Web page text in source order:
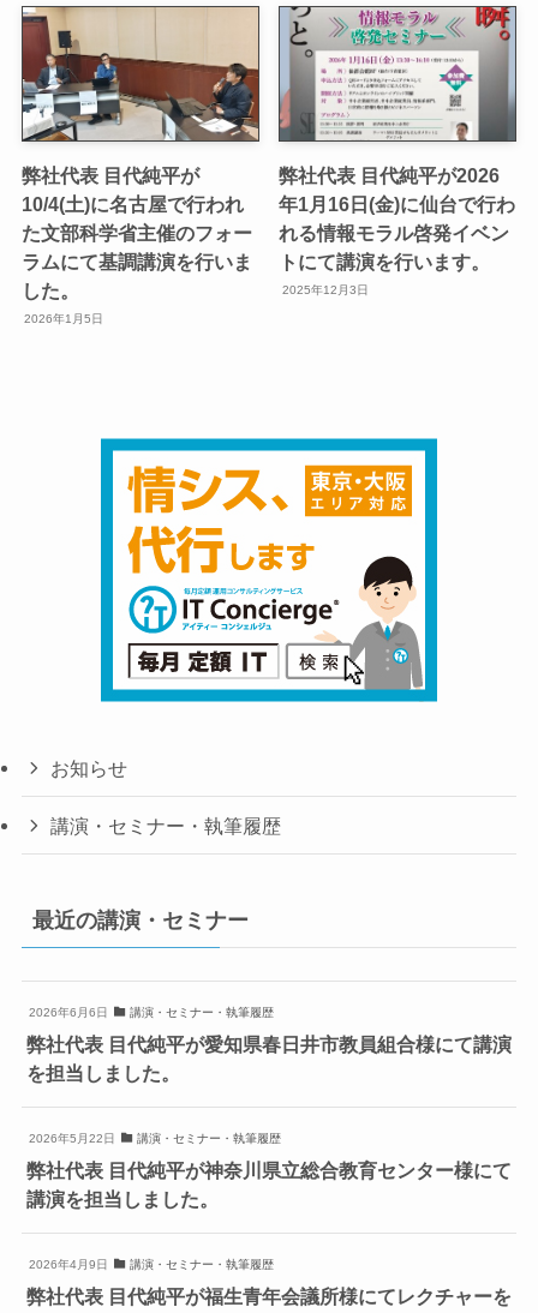
弊社代表 目代純平が
10/4(土)に名古屋で行われ
た文部科学省主催のフォー
ラムにて基調講演を行いま
した。
2026年1月5日
弊社代表 目代純平が2026
年1月16日(金)に仙台で行わ
れる情報モラル啓発イベン
トにて講演を行います。
2025年12月3日
お知らせ
講演・セミナー・執筆履歴
最近の講演・セミナー
2026年6月6日 講演・セミナー・執筆履歴
弊社代表 目代純平が愛知県春日井市教員組合様にて講演
を担当しました。
2026年5月22日 講演・セミナー・執筆履歴
弊社代表 目代純平が神奈川県立総合教育センター様にて
講演を担当しました。
2026年4月9日 講演・セミナー・執筆履歴
弊社代表 目代純平が福生青年会議所様にてレクチャーを